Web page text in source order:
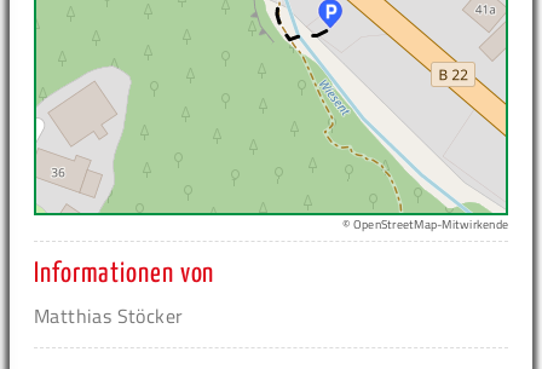
© OpenStreetMap-Mitwirkende
Informationen von
Matthias Stöcker